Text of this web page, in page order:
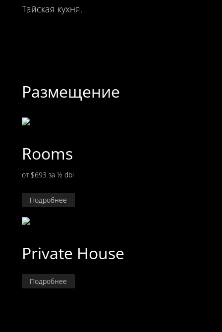
Тайская кухня.
Размещение
Rooms
от $693 за ½ dbl
Подробнее
Private House
Подробнее